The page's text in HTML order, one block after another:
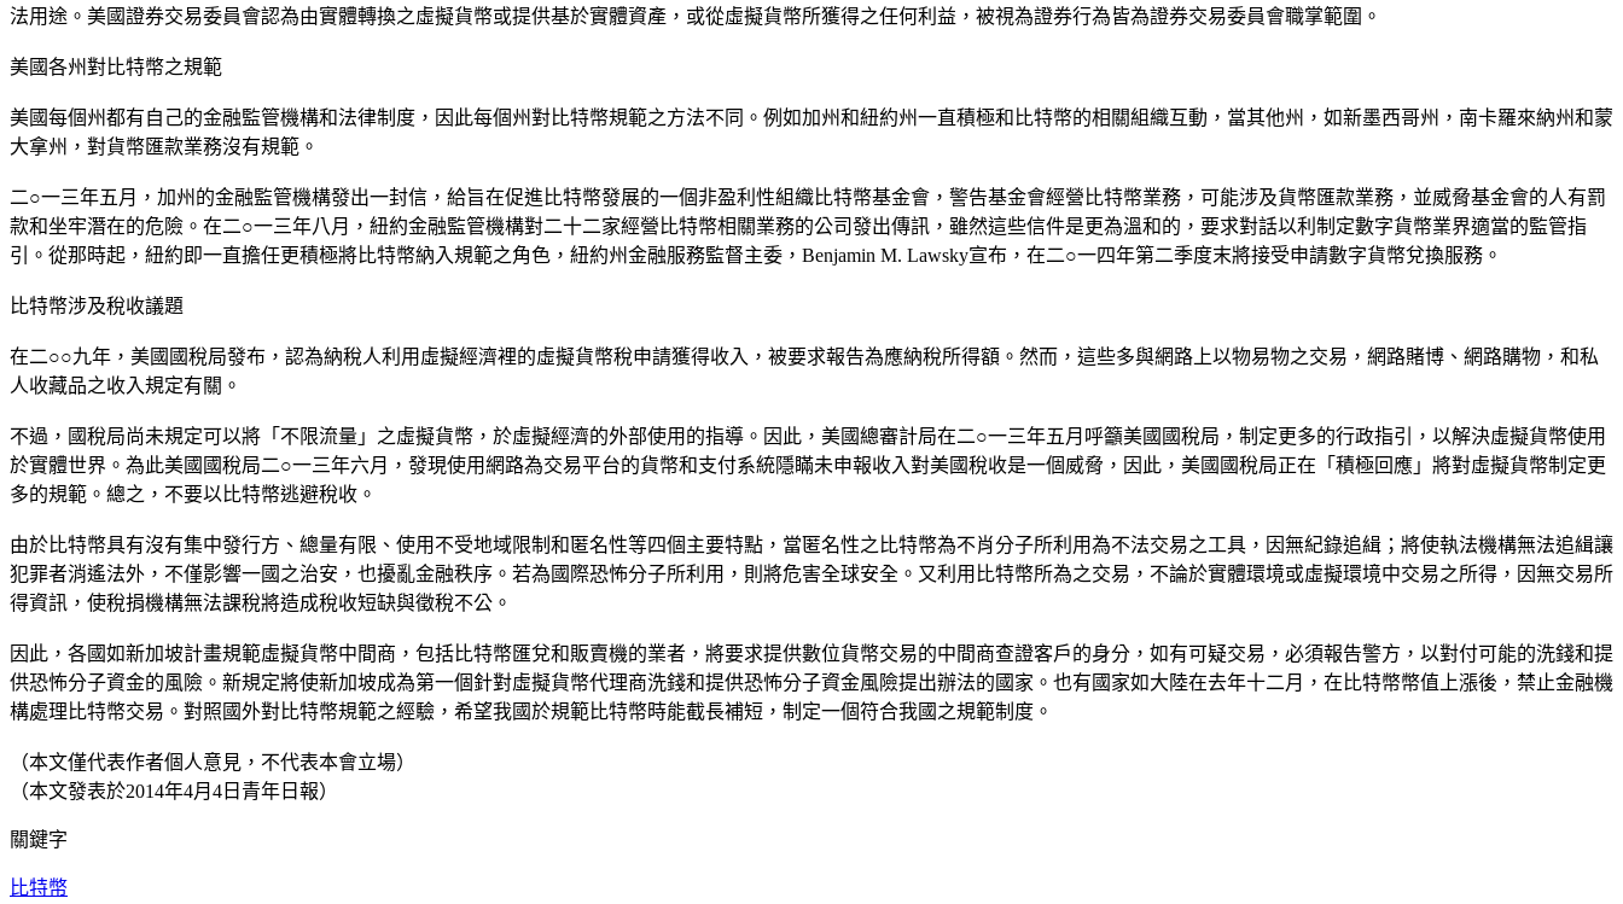
法用途。美國證券交易委員會認為由實體轉換之虛擬貨幣或提供基於實體資產，或從虛擬貨幣所獲得之任何利益，被視為證券行為皆為證券交易委員會職掌範圍。
美國各州對比特幣之規範
美國每個州都有自己的金融監管機構和法律制度，因此每個州對比特幣規範之方法不同。例如加州和紐約州一直積極和比特幣的相關組織互動，當其他州，如新墨西哥州，南卡羅來納州和蒙
大拿州，對貨幣匯款業務沒有規範。
二○一三年五月，加州的金融監管機構發出一封信，給旨在促進比特幣發展的一個非盈利性組織比特幣基金會，警告基金會經營比特幣業務，可能涉及貨幣匯款業務，並威脅基金會的人有罰
款和坐牢潛在的危險。在二○一三年八月，紐約金融監管機構對二十二家經營比特幣相關業務的公司發出傳訊，雖然這些信件是更為溫和的，要求對話以利制定數字貨幣業界適當的監管指
引。從那時起，紐約即一直擔任更積極將比特幣納入規範之角色，紐約州金融服務監督主委，Benjamin M. Lawsky宣布，在二○一四年第二季度末將接受申請數字貨幣兌換服務。
比特幣涉及稅收議題
在二○○九年，美國國稅局發布，認為納稅人利用虛擬經濟裡的虛擬貨幣稅申請獲得收入，被要求報告為應納稅所得額。然而，這些多與網路上以物易物之交易，網路賭博、網路購物，和私
人收藏品之收入規定有關。
不過，國稅局尚未規定可以將「不限流量」之虛擬貨幣，於虛擬經濟的外部使用的指導。因此，美國總審計局在二○一三年五月呼籲美國國稅局，制定更多的行政指引，以解決虛擬貨幣使用
於實體世界。為此美國國稅局二○一三年六月，發現使用網路為交易平台的貨幣和支付系統隱瞞未申報收入對美國稅收是一個威脅，因此，美國國稅局正在「積極回應」將對虛擬貨幣制定更
多的規範。總之，不要以比特幣逃避稅收。
由於比特幣具有沒有集中發行方、總量有限、使用不受地域限制和匿名性等四個主要特點，當匿名性之比特幣為不肖分子所利用為不法交易之工具，因無紀錄追緝；將使執法機構無法追緝讓
犯罪者消遙法外，不僅影響一國之治安，也擾亂金融秩序。若為國際恐怖分子所利用，則將危害全球安全。又利用比特幣所為之交易，不論於實體環境或虛擬環境中交易之所得，因無交易所
得資訊，使稅捐機構無法課稅將造成稅收短缺與徵稅不公。
因此，各國如新加坡計畫規範虛擬貨幣中間商，包括比特幣匯兌和販賣機的業者，將要求提供數位貨幣交易的中間商查證客戶的身分，如有可疑交易，必須報告警方，以對付可能的洗錢和提
供恐怖分子資金的風險。新規定將使新加坡成為第一個針對虛擬貨幣代理商洗錢和提供恐怖分子資金風險提出辦法的國家。也有國家如大陸在去年十二月，在比特幣幣值上漲後，禁止金融機
構處理比特幣交易。對照國外對比特幣規範之經驗，希望我國於規範比特幣時能截長補短，制定一個符合我國之規範制度。
（本文僅代表作者個人意見，不代表本會立場）
（本文發表於2014年4月4日青年日報）
關鍵字
比特幣